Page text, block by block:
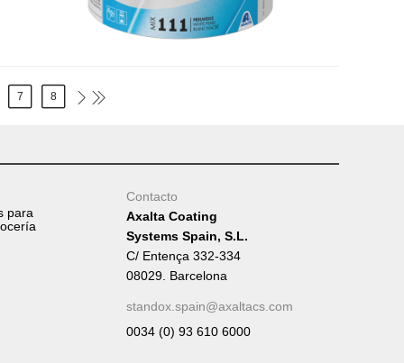
7 8
para
Contacto
Axalta Coating
Systems Spain, S.L.
C/ Entença 332-334
08029. Barcelona
standox.spain@axaltacs.com
0034 (0) 93 610 6000